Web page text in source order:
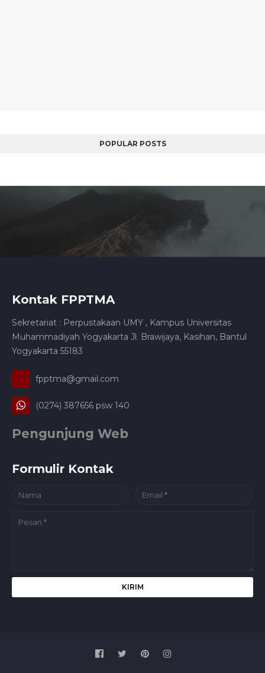
POPULAR POSTS
Kontak FPPTMA
Sekretariat : Perpustakaan UMY , Kampus Universitas
Muhammadiyah Yogyakarta Jl. Brawijaya, Kasihan, Bantul
Yogyakarta 55183
fpptma@gmail.com
(0274) 387656 psw 140
Pengunjung Web
Formulir Kontak